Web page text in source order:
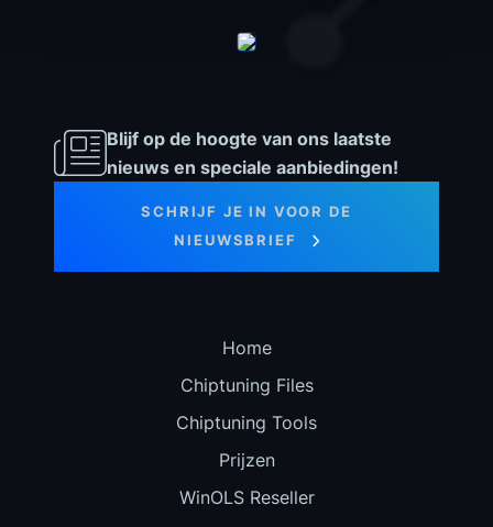
Blijf op de hoogte van ons laatste
nieuws en speciale aanbiedingen!
SCHRIJF JE IN VOOR DE
NIEUWSBRIEF
Home
Chiptuning Files
Chiptuning Tools
Prijzen
WinOLS Reseller